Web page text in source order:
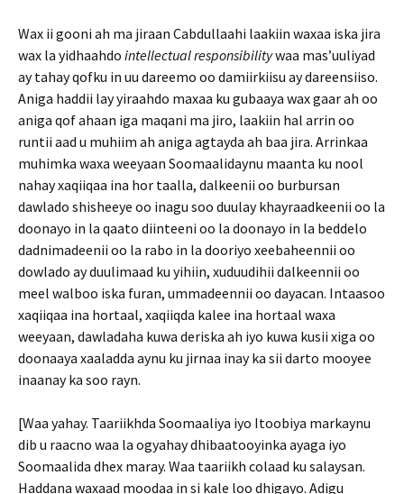
Wax ii gooni ah ma jiraan Cabdullaahi laakiin waxaa iska jira
wax la yidhaahdo intellectual responsibilitywaa mas’uuliyad
ay tahay qofku in uu dareemo oo damiirkiisu ay dareensiiso.
Aniga haddii lay yiraahdo maxaa ku gubaaya wax gaar ah oo
aniga qof ahaan iga maqani ma jiro, laakiin hal arrin oo
runtii aad u muhiim ah aniga agtayda ah baa jira. Arrinkaa
muhimka waxa weeyaan Soomaalidaynu maanta ku nool
nahay xaqiiqaa ina hor taalla, dalkeenii oo burbursan
dawlado shisheeye oo inagu soo duulay khayraadkeenii oo la
doonayo in la qaato diinteeni oo la doonayo in la beddelo
dadnimadeenii oo la rabo in la dooriyo xeebaheennii oo
dowlado ay duulimaad ku yihiin, xuduudihii dalkeennii oo
meel walboo iska furan, ummadeennii oo dayacan. Intaasoo
xaqiiqaa ina hortaal, xaqiiqda kalee ina hortaal waxa
weeyaan, dawladaha kuwa deriska ah iyo kuwa kusii xiga oo
doonaaya xaaladda aynu ku jirnaa inay ka sii darto mooyee
inaanay ka soo rayn.
[Waa yahay. Taariikhda Soomaaliya iyo Itoobiya markaynu
dib u raacno waa la ogyahay dhibaatooyinka ayaga iyo
Soomaalida dhex maray. Waa taariikh colaad ku salaysan.
Haddana waxaad moodaa in si kale loo dhigayo. Adigu